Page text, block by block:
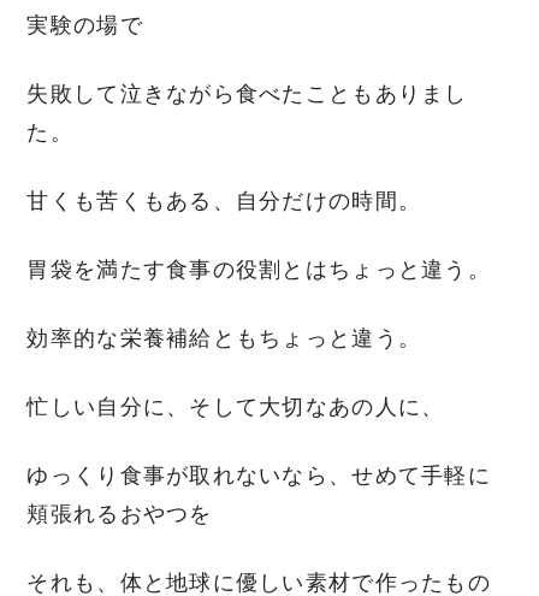
実験の場で
失敗して泣きながら食べたこともありまし
た。
甘くも苦くもある、自分だけの時間。
胃袋を満たす食事の役割とはちょっと違う。
効率的な栄養補給ともちょっと違う。
忙しい自分に、そして大切なあの人に、
ゆっくり食事が取れないなら、せめて手軽に
頬張れるおやつを
それも、体と地球に優しい素材で作ったもの